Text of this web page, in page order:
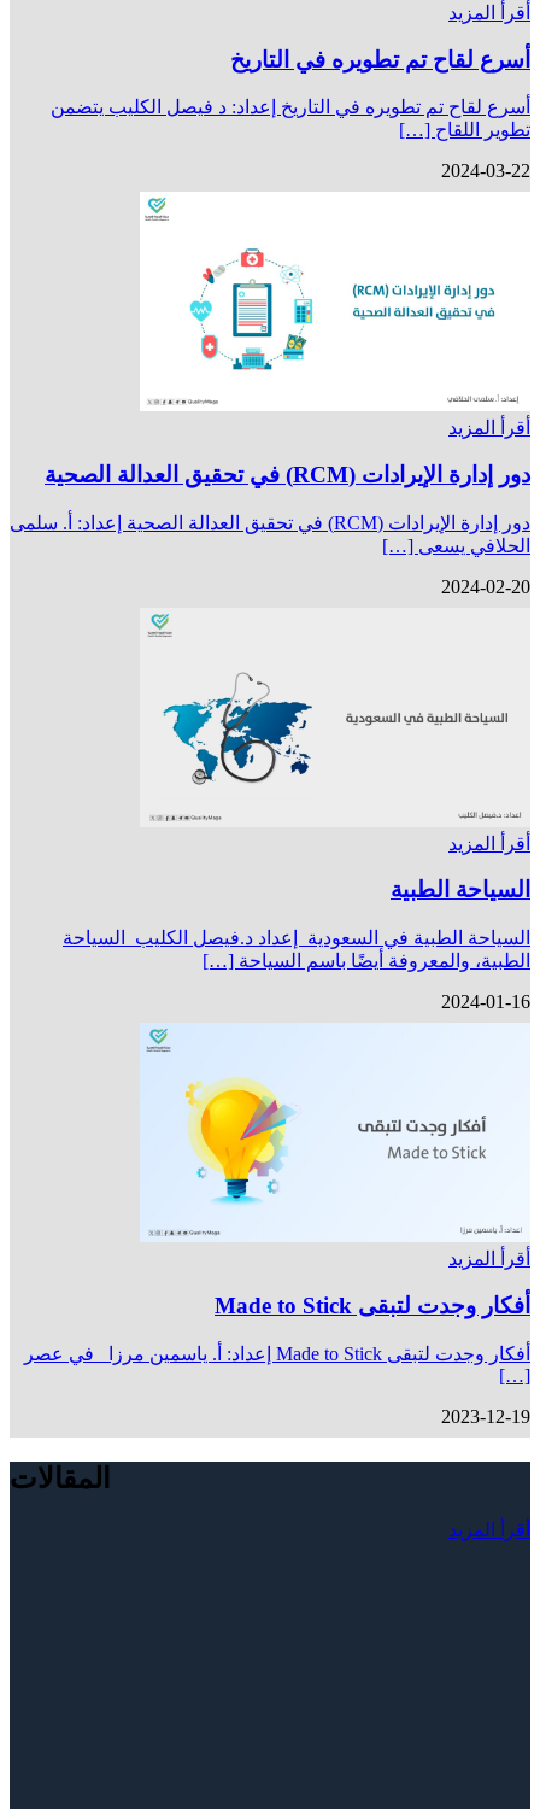
أقرأ المزيد
أسرع لقاح تم تطویره في التاریخ
أسرع لقاح تم تطویره في التاریخ إعداد: د فیصل الكلیب یتضمن
تطویر اللقاح […]
2024-03-22
أقرأ المزيد
دور إدارة الإيرادات (RCM) في تحقيق العدالة الصحية
دور إدارة الإيرادات (RCM) في تحقيق العدالة الصحية إعداد: أ. سلمى
الحلافي يسعى […]
2024-02-20
أقرأ المزيد
السياحة الطبية
السياحة الطبية في السعودية إعداد د.فيصل الكليب السياحة
الطبية، والمعروفة أيضًا باسم السياحة […]
2024-01-16
أقرأ المزيد
أفكار وجدت لتبقى Made to Stick
أفكار وجدت لتبقى Made to Stick إعداد: أ. ياسمين مرزا في عصر
[…]
2023-12-19
المقالات
أقرأ المزيد